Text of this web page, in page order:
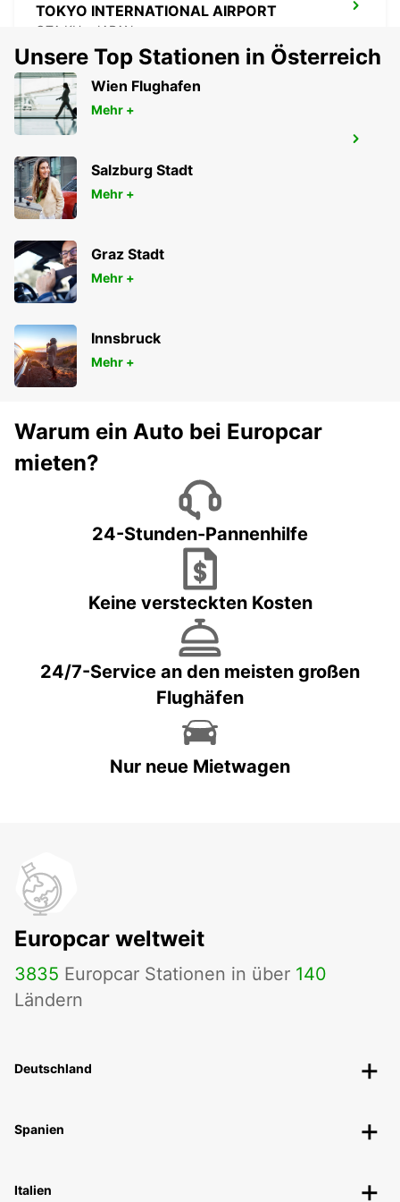
TOKYO INTERNATIONAL AIRPORT
OTA KU - JAPAN
GWANGJU - KOREA(SOUTH)
Unsere Top Stationen in Österreich
Wien Flughafen
Mehr +
Salzburg Stadt
Mehr +
Graz Stadt
Mehr +
Innsbruck
Mehr +
Warum ein Auto bei Europcar
mieten?
24-Stunden-Pannenhilfe
Keine versteckten Kosten
24/7-Service an den meisten großen
Flughäfen
Nur neue Mietwagen
Europcar weltweit
3835 Europcar Stationen in über 140
Ländern
Deutschland
Spanien
Italien